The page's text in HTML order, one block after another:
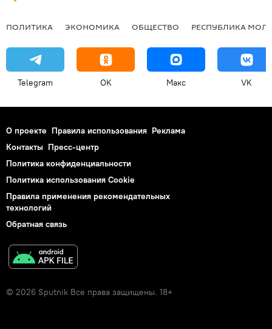
ПОЛИТИКА ЭКОНОМИКА ОБЩЕСТВО РЕСПУБЛИКА
Telegram OK Макс VK
О проекте Правила использования Реклама
Контакты Пресс-центр
Политика конфиденциальности
Политика использования Cookie
Правила применения рекомендательных
технологий
Обратная связь
© 2026 Sputnik Все права защищены. 18+